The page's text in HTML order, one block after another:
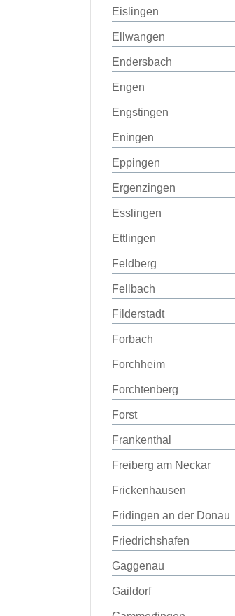
Eislingen
Ellwangen
Endersbach
Engen
Engstingen
Eningen
Eppingen
Ergenzingen
Esslingen
Ettlingen
Feldberg
Fellbach
Filderstadt
Forbach
Forchheim
Forchtenberg
Forst
Frankenthal
Freiberg am Neckar
Frickenhausen
Fridingen an der Donau
Friedrichshafen
Gaggenau
Gaildorf